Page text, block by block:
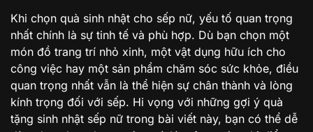
Khi chọn quà sinh nhật cho sếp nữ, yếu tố quan trọng
nhất chính là sự tinh tế và phù hợp. Dù bạn chọn một
món đồ trang trí nhỏ xinh, một vật dụng hữu ích cho
công việc hay một sản phẩm chăm sóc sức khỏe, điều
quan trọng nhất vẫn là thể hiện sự chân thành và lòng
kính trọng đối với sếp. Hi vọng với những gợi ý quà
tặng sinh nhật sếp nữ trong bài viết này, bạn có thể dễ